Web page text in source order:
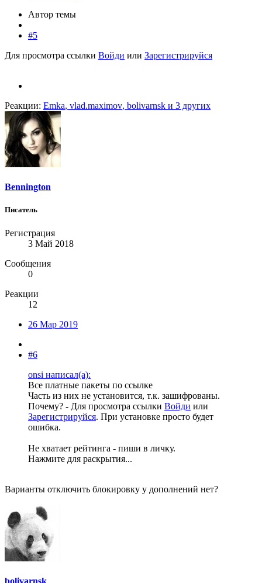
Автор темы
#5
Для просмотра ссылки Войди или Зарегистрируйся
Реакции: Emka, vlad.maximov, bolivarnsk и 3 других
Bennington
Писатель
Регистрация
3 Май 2018
Сообщения
0
Реакции
12
26 Мар 2019
#6
onsi написал(а):
Все платные пакеты по ссылке
Часть из них не установится, т.к. зашифрованы.
Почему? - Для просмотра ссылки Войди или
Зарегистрируйся. При установке просто будет
ошибка.
Не хватает рейтинга - пиши в личку.
Нажмите для раскрытия...
Варианты отключить блокировку у дополнений нет?
bolivarnsk